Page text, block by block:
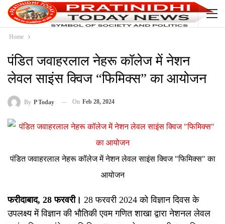
Home
पंडित जवाहरलाल नेहरू कॉलेज में नेशन
लेवल साइंस क्विज “फिमिक्स” का आयोजन
By P Today On Feb 28, 2024
पंडित जवाहरलाल नेहरू कॉलेज में नेशन लेवल साइंस क्विज "फिमिक्स" का
आयोजन
फरीदाबाद, 28 फरवरी। 28 फरवरी 2024 को विज्ञान दिवस के
उपलक्ष्य में विज्ञान की भौतिकी एवम गणित शाखा द्वारा नेशनल लेवल